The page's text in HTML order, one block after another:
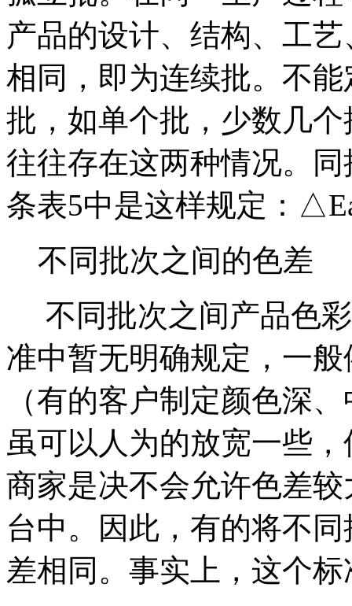
产品的设计、结构、工
相同，即为连续批。不
批，如单个批，少数几
往往存在这两种情况。
条表5中是这样规定：
不同批次之间的色差
不同批次之间产品色
准中暂无明确规定，一
（有的客户制定颜色深
虽可以人为的放宽一些
商家是决不会允许色差
台中。因此，有的将不
差相同。事实上，这个